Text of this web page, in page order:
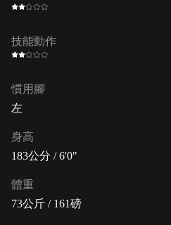
技能動作
慣用腳
左
身高
183公分 / 6'0"
體重
73公斤 / 161磅